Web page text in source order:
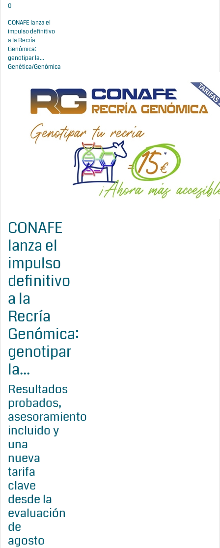
0
CONAFE lanza el
impulso definitivo
a la Recría
Genómica:
genotipar la...
Genética/Genómica
CONAFE
lanza el
impulso
definitivo
a la
Recría
Genómica:
genotipar
la...
Resultados
probados,
asesoramiento
incluido y
una
nueva
tarifa
clave
desde la
evaluación
de
agosto